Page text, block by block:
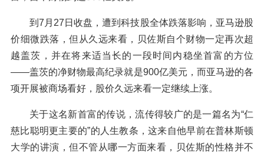
到7月27日收盘，遭到科技股全体跌落影响，亚马逊股
价细微跌落，但从久远来看，贝佐斯自个财物一定再次超
越盖茨，并在将来适当长的一段时间内稳坐首富的方位
——盖茨的净财物最高纪录就是900亿美元，而亚马逊的各
项开展被商场看好，股价久远来看一定继续上涨。
关于这名新首富的传说，流传得较广的是一篇名为“仁
慈比聪明更主要的”的人生教条，这来自他早前在普林斯顿
大学的讲演，但不管从哪一方面来看，贝佐斯的性格并不